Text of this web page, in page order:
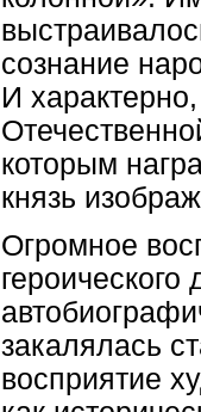
сознание
И
которым
князь
Огромное
закалялась
восприятие